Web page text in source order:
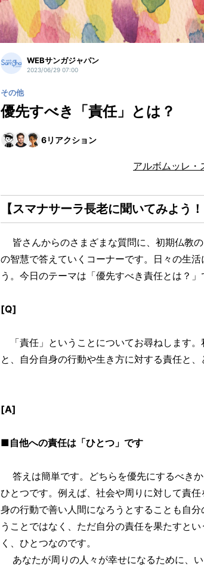
WEBサンガジャパン
2023/06/29 07:00
その他
優先すべき「責任」とは？
6リアクション
アルボムッレ・
【スマナサーラ長老に聞いてみよう！
皆さんからのさまざまな質問に、初期仏教
の智慧で答えていくコーナーです。日々の生
う。今日のテーマは「優先すべき責任とは？」
[Q]
「責任」ということについてお尋ねします
と、自分自身の行動や生き方に対する責任と
[A]
■自他への責任は「ひとつ」です
答えは簡単です。どちらを優先にするべきか
ひとつです。例えば、社会や周りに対して責
身の行動で善い人間になろうとすることも自
うことではなく、ただ自分の責任を果たすと
く、ひとつなのです。
あなたが周りの人々が幸せになるために、